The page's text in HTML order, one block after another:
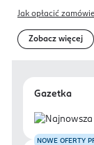
Jak opłacić
Zobacz więcej
Gazetka
NOWE OFERTY